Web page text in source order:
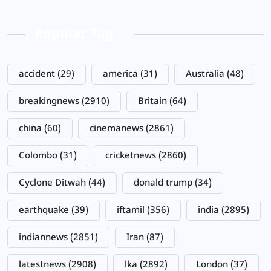
accident (29) america (31) Australia (48)
breakingnews (2910) Britain (64)
china (60) cinemanews (2861)
Colombo (31) cricketnews (2860)
Cyclone Ditwah (44) donald trump (34)
earthquake (39) iftamil (356) india (2895)
indiannews (2851) Iran (87)
latestnews (2908) lka (2892) London (37)